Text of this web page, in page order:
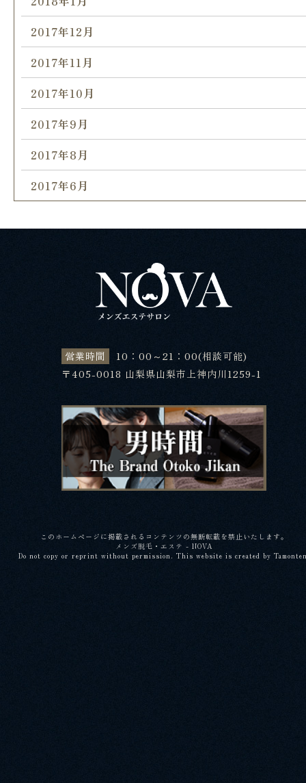
2017年12月
2017年11月
2017年10月
2017年9月
2017年8月
2017年6月
営業時間
10：00～21：00(相談可能)
〒405-0018 山梨県山梨市上神内川1259-1
このホームページに掲載されるコンテンツの無断転載を禁止いたします。
メンズ脱毛・エステ - NOVA
Do not copy or reprint without permission. This website is created by